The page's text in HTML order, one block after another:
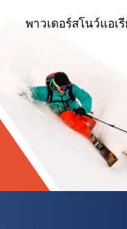
พาวเดอร์สโนว์แอ